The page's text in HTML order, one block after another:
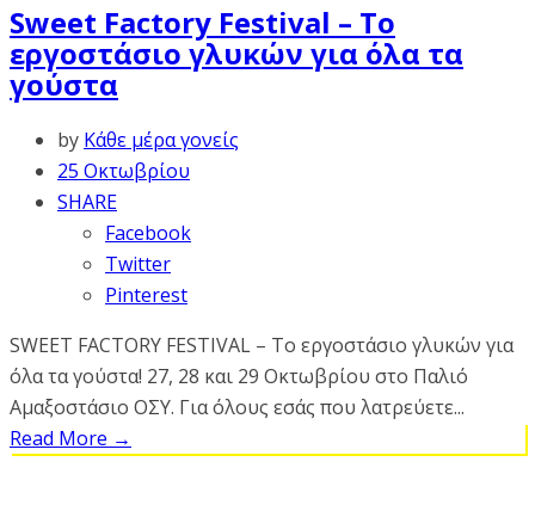
Sweet Factory Festival – Το
εργοστάσιο γλυκών για όλα τα
γούστα
by Κάθε μέρα γονείς
25 Οκτωβρίου
SHARE
Facebook
Twitter
Pinterest
SWEET FACTORY FESTIVAL – Το εργοστάσιο γλυκών για
όλα τα γούστα! 27, 28 και 29 Οκτωβρίου στο Παλιό
Αμαξοστάσιο ΟΣΥ. Για όλους εσάς που λατρεύετε...
Read More →